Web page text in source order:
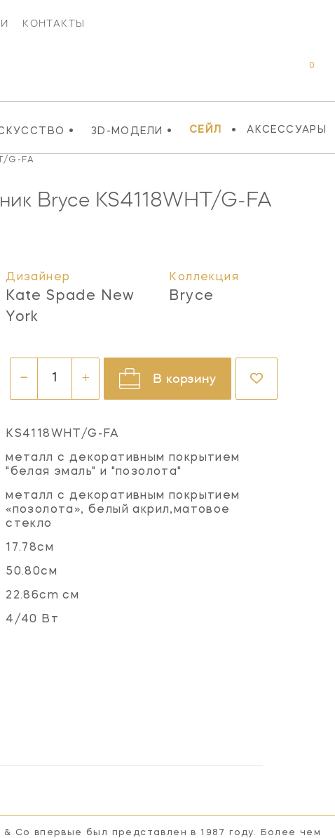
КОНТАКТЫ
• 3D-МОДЕЛИ • СЕЙЛ • АКСЕССУАРЫ
0
G-FA
Bryce KS4118WHT/G-FA
Дизайнер
Kate Spade New
York
Коллекция
Bryce
В корзину
KS4118WHT/G-FA
металл с декоративным покрытием
"белая эмаль" и "позолота"
металл с декоративным покрытием
«позолота», белый акрил,матовое
стекло
17.78см
50.80см
22.86cm см
4/40 Вт
Co впервые был представлен в 1987 году. Более чем